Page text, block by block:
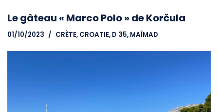
Le gâteau « Marco Polo » de Korčula
01/10/2023 CRÈTE, CROATIE, D 35, MAÏMAD